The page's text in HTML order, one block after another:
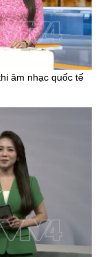
âm nhạc quốc tế